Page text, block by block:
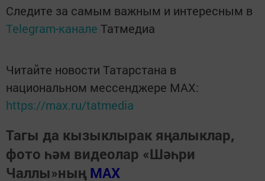
Следите за самым важным и интересным в
Telegram-канале Татмедиа
Читайте новости Татарстана в
национальном мессенджере MАХ:
https://max.ru/tatmedia
Тагы да кызыклырак яңалыклар,
фото һәм видеолар «Шәһри
Чаллы»ның MAX